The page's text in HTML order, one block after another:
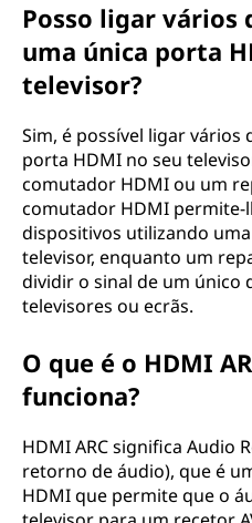
Posso ligar vários
uma única porta
televisor?
Sim, é possível ligar vários
porta HDMI no seu
comutador HDMI ou um
comutador HDMI
dispositivos utilizando
televisor, enquanto um
dividir o sinal de um único
televisores ou ecrãs.
O que é o HDMI
funciona?
HDMI ARC significa Audio
retorno de áudio), que é
HDMI que permite que o